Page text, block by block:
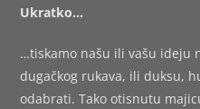
Ukratko…
…tiskamo našu ili vašu ideju
dugačkog rukava, ili duksu,
odabrati. Tako otisnutu